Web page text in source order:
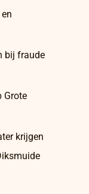
bij fraude
Grote
krijgen